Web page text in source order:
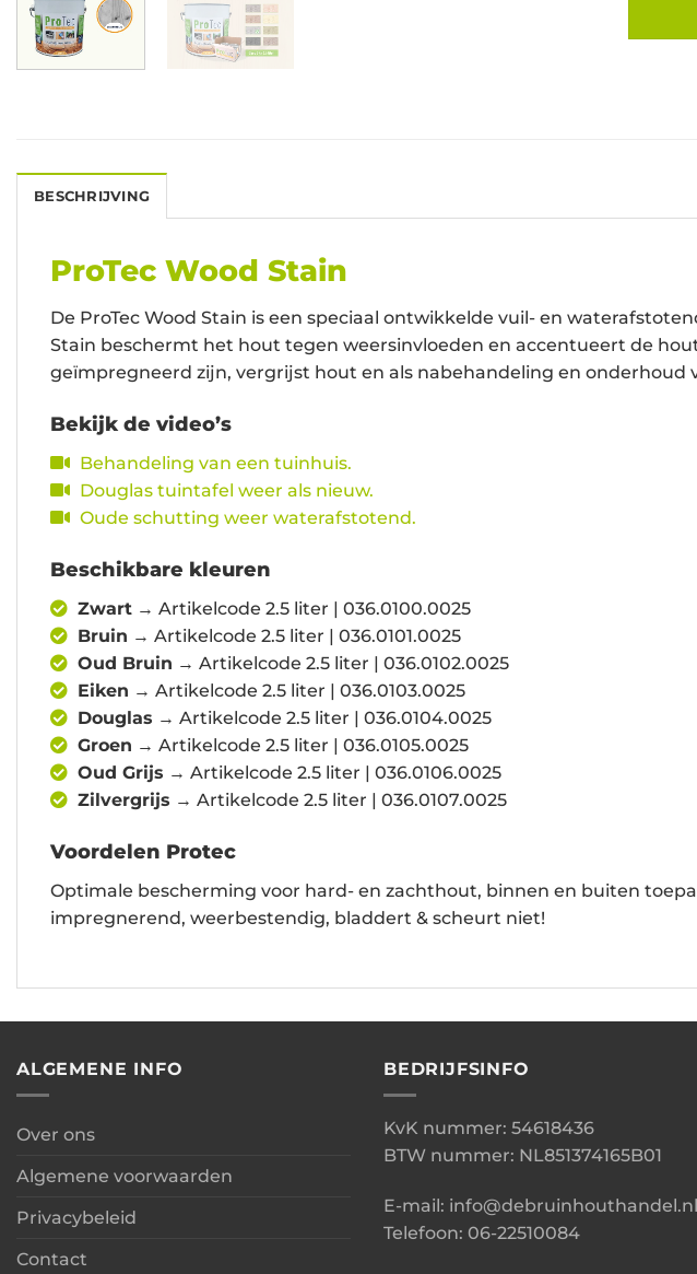
BESCHRIJVING
ProTec Wood Stain
De ProTec Wood Stain is een speciaal ontwikkelde vuil- en
Stain beschermt het hout tegen weersinvloeden en accentueert de
geïmpregneerd zijn, vergrijst hout en als nabehandeling en
Bekijk de video’s
Behandeling van een tuinhuis.
Douglas tuintafel weer als nieuw.
Oude schutting weer waterafstotend.
Beschikbare kleuren
Zwart → Artikelcode 2.5 liter | 036.0100.0025
Bruin → Artikelcode 2.5 liter | 036.0101.0025
Oud Bruin → Artikelcode 2.5 liter | 036.0102.0025
Eiken → Artikelcode 2.5 liter | 036.0103.0025
Douglas → Artikelcode 2.5 liter | 036.0104.0025
Groen → Artikelcode 2.5 liter | 036.0105.0025
Oud Grijs → Artikelcode 2.5 liter | 036.0106.0025
Zilvergrijs → Artikelcode 2.5 liter | 036.0107.0025
Voordelen Protec
Optimale bescherming voor hard- en zachthout, binnen en buiten
impregnerend, weerbestendig, bladdert & scheurt niet!
ALGEMENE INFO
Over ons
Algemene voorwaarden
Privacybeleid
Contact
BEDRIJFSINFO
KvK nummer: 54618436
BTW nummer: NL851374165B01
E-mail: info@debruinhouthandel.nl
Telefoon: 06-22510084